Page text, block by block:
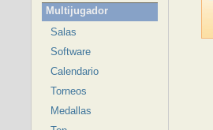
Multijugador
Salas
Software
Calendario
Torneos
Medallas